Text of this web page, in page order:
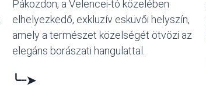
Pákozdon, a Velencei-tó közelében
elhelyezkedő, exkluzív esküvői helyszín,
amely a természet közelségét ötvözi az
elegáns borászati hangulattal.
╰┈➤